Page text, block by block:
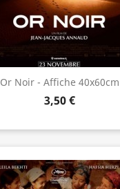
Or Noir - Affiche 40x60cm
3,50 €